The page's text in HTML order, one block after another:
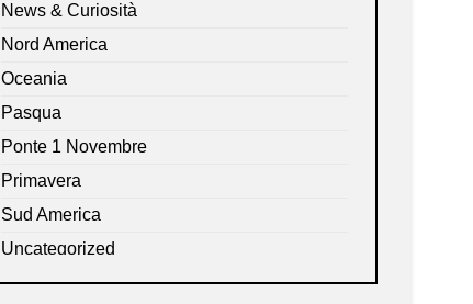
News & Curiosità
Nord America
Oceania
Pasqua
Ponte 1 Novembre
Primavera
Sud America
Uncategorized